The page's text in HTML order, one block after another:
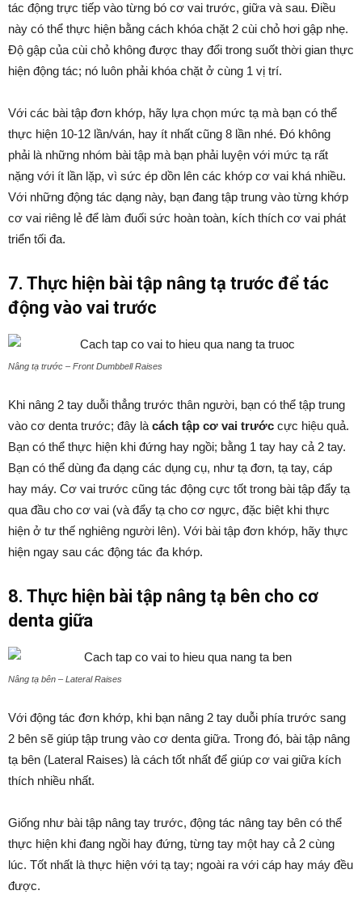
tác động trực tiếp vào từng bó cơ vai trước, giữa và sau. Điều
này có thể thực hiện bằng cách khóa chặt 2 cùi chỏ hơi gập nhẹ.
Độ gập của cùi chỏ không được thay đổi trong suốt thời gian thực
hiện động tác; nó luôn phải khóa chặt ở cùng 1 vị trí.
Với các bài tập đơn khớp, hãy lựa chọn mức tạ mà bạn có thể
thực hiện 10-12 lần/ván, hay ít nhất cũng 8 lần nhé. Đó không
phải là những nhóm bài tập mà bạn phải luyện với mức tạ rất
nặng với ít lần lặp, vì sức ép dồn lên các khớp cơ vai khá nhiều.
Với những động tác dạng này, bạn đang tập trung vào từng khớp
cơ vai riêng lẻ để làm đuối sức hoàn toàn, kích thích cơ vai phát
triển tối đa.
7. Thực hiện bài tập nâng tạ trước để tác
động vào vai trước
Nâng tạ trước – Front Dumbbell Raises
Khi nâng 2 tay duỗi thẳng trước thân người, bạn có thể tập trung
vào cơ denta trước; đây là cách tập cơ vai trước cực hiệu quả.
Bạn có thể thực hiện khi đứng hay ngồi; bằng 1 tay hay cả 2 tay.
Bạn có thể dùng đa dạng các dụng cụ, như tạ đơn, tạ tay, cáp
hay máy. Cơ vai trước cũng tác động cực tốt trong bài tập đẩy tạ
qua đầu cho cơ vai (và đẩy tạ cho cơ ngực, đặc biệt khi thực
hiện ở tư thế nghiêng người lên). Với bài tập đơn khớp, hãy thực
hiện ngay sau các động tác đa khớp.
8. Thực hiện bài tập nâng tạ bên cho cơ
denta giữa
Nâng tạ bên – Lateral Raises
Với động tác đơn khớp, khi bạn nâng 2 tay duỗi phía trước sang
2 bên sẽ giúp tập trung vào cơ denta giữa. Trong đó, bài tập nâng
tạ bên (Lateral Raises) là cách tốt nhất để giúp cơ vai giữa kích
thích nhiều nhất.
Giống như bài tập nâng tay trước, động tác nâng tay bên có thể
thực hiện khi đang ngồi hay đứng, từng tay một hay cả 2 cùng
lúc. Tốt nhất là thực hiện với tạ tay; ngoài ra với cáp hay máy đều
được.